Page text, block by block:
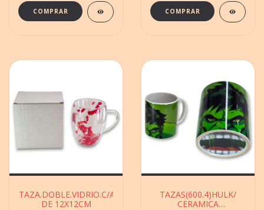
TAZA.DOBLE.VIDRIO.C/ASA(101765)FLORES.2.COLOR
DE 12X12CM
TAZAS(600.4)HULK/
CERAMICA